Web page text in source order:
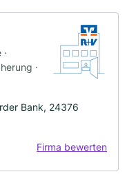
·
Bank, 24376
Firma bewerten